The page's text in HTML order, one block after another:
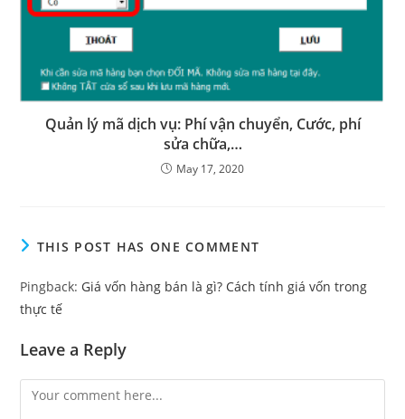
Quản lý mã dịch vụ: Phí vận chuyển, Cước, phí
sửa chữa,…
May 17, 2020
THIS POST HAS ONE COMMENT
Pingback: Giá vốn hàng bán là gì? Cách tính giá vốn trong
thực tế
Leave a Reply
Comment